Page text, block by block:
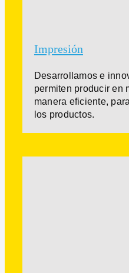
Impresión
Desarrollamos e
permiten producir en
manera eficiente,
los productos.